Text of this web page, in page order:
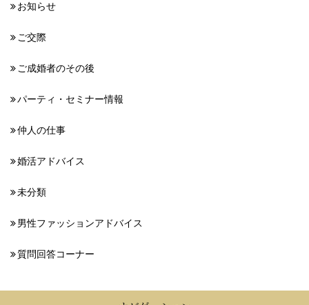
お知らせ
ご交際
ご成婚者のその後
パーティ・セミナー情報
仲人の仕事
婚活アドバイス
未分類
男性ファッションアドバイス
質問回答コーナー